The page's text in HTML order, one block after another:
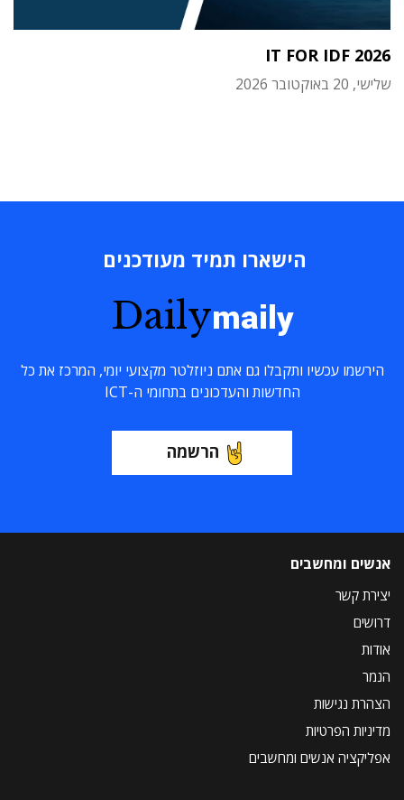
IT FOR IDF 2026
שלישי, 20 באוקטובר 2026
הישארו תמיד מעודכנים
Dailymaily
הירשמו עכשיו ותקבלו גם אתם ניוזלטר מקצועי יומי, המרכז את כל
החדשות והעדכונים בתחומי ה-ICT
הרשמה
אנשים ומחשבים
יצירת קשר
דרושים
אודות
הנמר
הצהרת נגישות
מדיניות הפרטיות
אפליקציה אנשים ומחשבים